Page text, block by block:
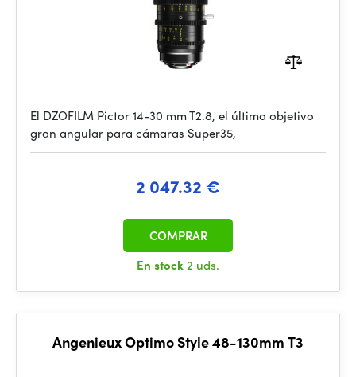
El DZOFILM Pictor 14-30 mm T2.8, el último objetivo
gran angular para cámaras Super35,
2 047.32 €
En stock2 uds.
COMPRAR
Angenieux Optimo Style 48-130mm T3